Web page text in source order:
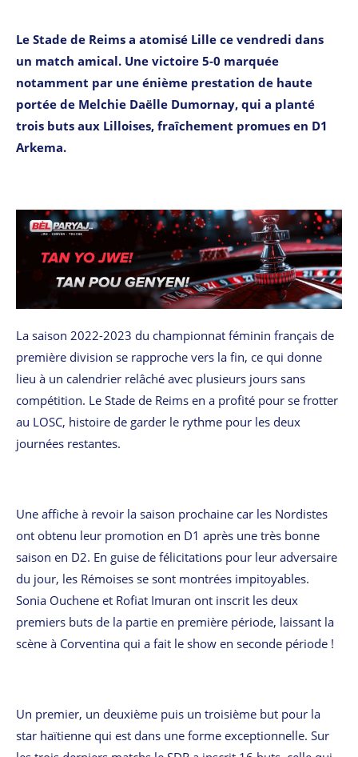
Le Stade de Reims a atomisé Lille ce vendredi dans
un match amical. Une victoire 5-0 marquée
notamment par une énième prestation de haute
portée de Melchie Daëlle Dumornay, qui a planté
trois buts aux Lilloises, fraîchement promues en D1
Arkema.
La saison 2022-2023 du championnat féminin français de
première division se rapproche vers la fin, ce qui donne
lieu à un calendrier relâché avec plusieurs jours sans
compétition. Le Stade de Reims en a profité pour se frotter
au LOSC, histoire de garder le rythme pour les deux
journées restantes.
Une affiche à revoir la saison prochaine car les Nordistes
ont obtenu leur promotion en D1 après une très bonne
saison en D2. En guise de félicitations pour leur adversaire
du jour, les Rémoises se sont montrées impitoyables.
Sonia Ouchene et Rofiat Imuran ont inscrit les deux
premiers buts de la partie en première période, laissant la
scène à Corventina qui a fait le show en seconde période !
Un premier, un deuxième puis un troisième but pour la
star haïtienne qui est dans une forme exceptionnelle. Sur